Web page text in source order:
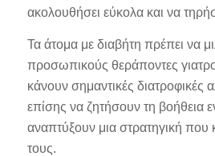
ακολουθήσει εύκολα και να
Τα άτομα με διαβήτη πρέπει να
προσωπικούς θεράποντες
κάνουν σημαντικές
επίσης να ζητήσουν τη βοήθεια
αναπτύξουν μια στρατηγική που
τους.